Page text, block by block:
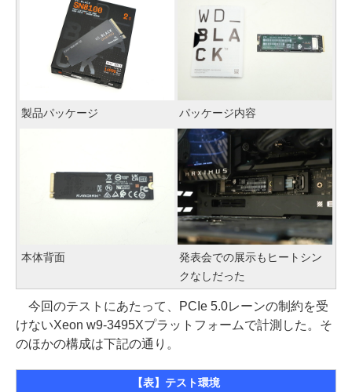
製品パッケージ パッケージ内容
本体背面
発表会での展示もヒートシン
クなしだった
今回のテストにあたって、PCIe 5.0レーンの制約を受
けないXeon w9-3495Xプラットフォームで計測した。そ
のほかの構成は下記の通り。
【表】テスト環境